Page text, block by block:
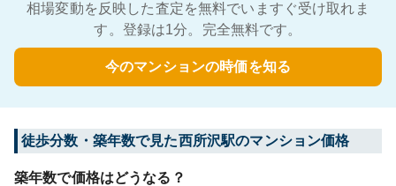
相場変動を反映した査定を無料でいますぐ受け取れま
す。登録は1分。完全無料です。
今のマンションの時価を知る
徒歩分数・築年数で見た西所沢駅のマンション価格
築年数で価格はどうなる？